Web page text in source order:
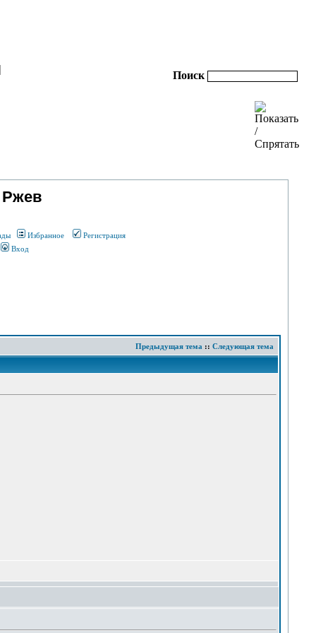
|
Поиск
Ржев
Избранное
Регистрация
Вход
Предыдущая тема :: Следующая тема